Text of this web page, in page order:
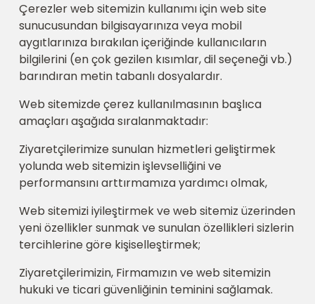
Çerezler web sitemizin kullanımı için web site
sunucusundan bilgisayarınıza veya mobil
aygıtlarınıza bırakılan içeriğinde kullanıcıların
bilgilerini (en çok gezilen kısımlar, dil seçeneği vb.)
barındıran metin tabanlı dosyalardır.
Web sitemizde çerez kullanılmasının başlıca
amaçları aşağıda sıralanmaktadır:
Ziyaretçilerimize sunulan hizmetleri geliştirmek
yolunda web sitemizin işlevselliğini ve
performansını arttırmamıza yardımcı olmak,
Web sitemizi iyileştirmek ve web sitemiz üzerinden
yeni özellikler sunmak ve sunulan özellikleri sizlerin
tercihlerine göre kişiselleştirmek;
Ziyaretçilerimizin, Firmamızın ve web sitemizin
hukuki ve ticari güvenliğinin teminini sağlamak.